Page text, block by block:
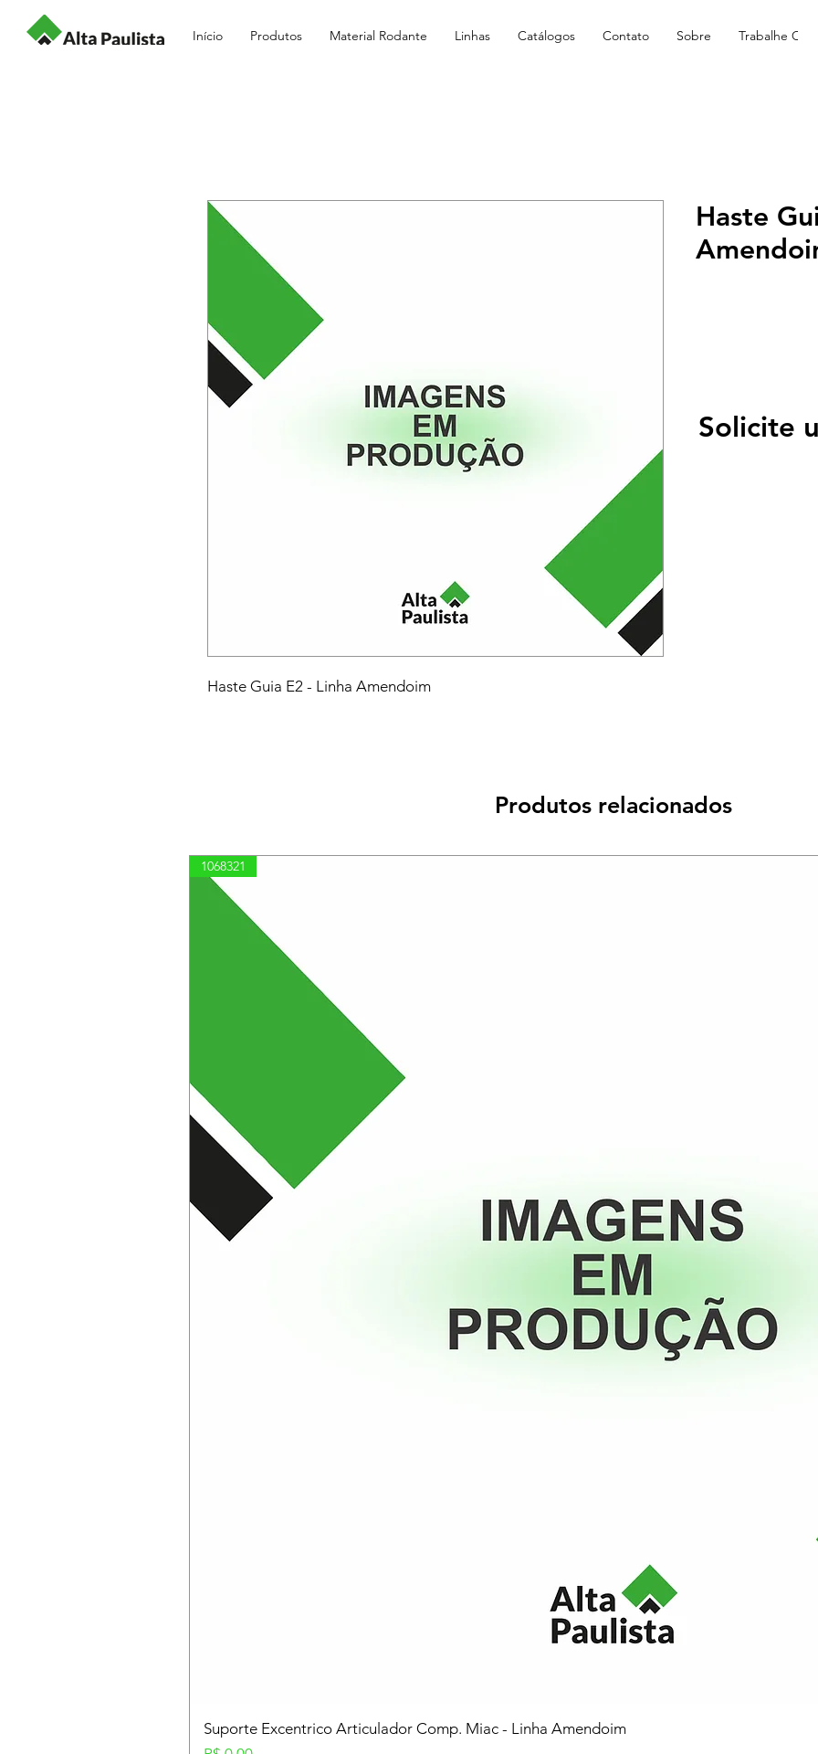
Início Produtos Material Rodante Linhas Catálogos Contato Sobre Trabalhe
Haste Guia E2 - Linha Amendoim
Haste
Solicite
Produtos relacionados
1068321
Suporte Excentrico Articulador Comp. Miac - Linha Amendoim